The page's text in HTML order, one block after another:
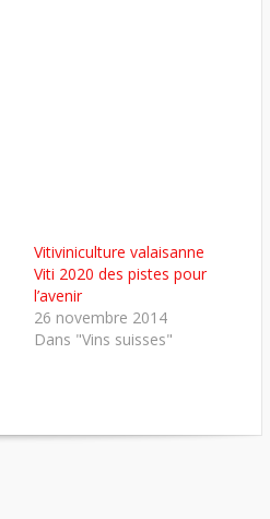
Vitiviniculture valaisanne
Viti 2020 des pistes pour
l’avenir
26 novembre 2014
Dans "Vins suisses"